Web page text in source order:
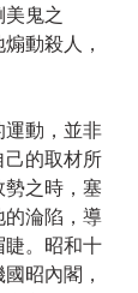
鬼之
動殺人，
運動，並非
己的取材所
勢之時，塞
的淪陷，導
睫。昭和十
昭內閣，